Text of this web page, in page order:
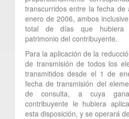
transcurridos entre la fecha de
enero de 2006, ambos
total de días que hubiera
patrimonio del contribuyente.
Para la aplicación de la
de transmisión de todos los
transmitidos desde el 1 de
fecha de transmisión del
de consulta, a cuya
contribuyente le hubiera
esta disposición, y se operará